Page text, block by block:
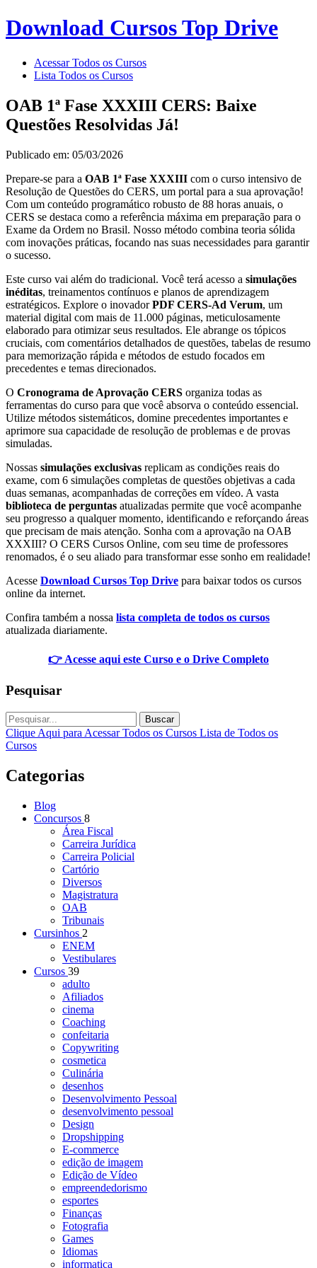
Download Cursos Top Drive
Acessar Todos os Cursos
Lista Todos os Cursos
OAB 1ª Fase XXXIII CERS: Baixe
Questões Resolvidas Já!
Publicado em: 05/03/2026
Prepare-se para a OAB 1ª Fase XXXIII com o curso intensivo de
Resolução de Questões do CERS, um portal para a sua aprovação!
Com um conteúdo programático robusto de 88 horas anuais, o
CERS se destaca como a referência máxima em preparação para o
Exame da Ordem no Brasil. Nosso método combina teoria sólida
com inovações práticas, focando nas suas necessidades para garantir
o sucesso.
Este curso vai além do tradicional. Você terá acesso a simulações
inéditas, treinamentos contínuos e planos de aprendizagem
estratégicos. Explore o inovadorPDF CERS-Ad Verum, um
material digital com mais de 11.000 páginas, meticulosamente
elaborado para otimizar seus resultados. Ele abrange os tópicos
cruciais, com comentários detalhados de questões, tabelas de resumo
para memorização rápida e métodos de estudo focados em
precedentes e temas direcionados.
O Cronograma de Aprovação CERS organiza todas as
ferramentas do curso para que você absorva o conteúdo essencial.
Utilize métodos sistemáticos, domine precedentes importantes e
aprimore sua capacidade de resolução de problemas e de provas
simuladas.
Nossas simulações exclusivas replicam as condições reais do
exame, com 6 simulações completas de questões objetivas a cada
duas semanas, acompanhadas de correções em vídeo. A vasta
biblioteca de perguntas atualizadas permite que você acompanhe
seu progresso a qualquer momento, identificando e reforçando áreas
que precisam de mais atenção. Sonha com a aprovação na OAB
XXXIII? O CERS Cursos Online, com seu time de professores
renomados, é o seu aliado para transformar esse sonho em realidade!
Acesse Download Cursos Top Drive para baixar todos os cursos
online da internet.
Confira também a nossa lista completa de todos os cursos
atualizada diariamente.
👉 Acesse aqui este Curso e o Drive Completo
Pesquisar
Buscar
Clique Aqui para Acessar Todos os Cursos Lista de Todos os
Cursos
Categorias
Blog
Concursos 8
Área Fiscal
Carreira Jurídica
Carreira Policial
Cartório
Diversos
Magistratura
OAB
Tribunais
Cursinhos 2
ENEM
Vestibulares
Cursos 39
adulto
Afiliados
cinema
Coaching
confeitaria
Copywriting
cosmetica
Culinária
desenhos
Desenvolvimento Pessoal
desenvolvimento pessoal
Design
Dropshipping
E-commerce
edição de imagem
Edição de Vídeo
empreendedorismo
esportes
Finanças
Fotografia
Games
Idiomas
informatica